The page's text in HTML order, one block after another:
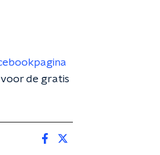
voor de gratis